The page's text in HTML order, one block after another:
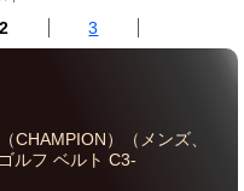
2 3
CHAMPION）（メンズ、
ルフ ベルト C3-